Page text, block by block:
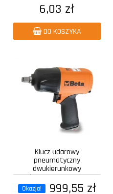
6,03 zł
DO KOSZYKA
Klucz udarowy
pneumatyczny
dwukierunkowy
kompozytowy z...
Okazja! 999,55 zł